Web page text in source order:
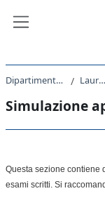
Dipartimento di Scienze Politiche e Sociali Laurea triennale (DM270)
Simulazione
Questa sezione contiene
esami scritti. Si